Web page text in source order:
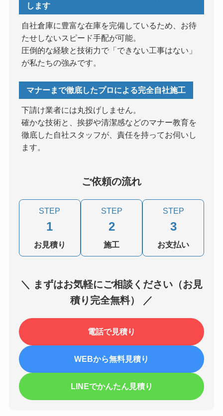
します
自社倉庫に豊富な在庫を完備しているため、お待
たせしないスピード手配が可能。
圧倒的な経験と技術力で「できない工事はない」
が私たちの強みです。
マナーまで徹底したプロによる完全自社施工
下請け業者には丸投げしません。
確かな技術と、挨拶や清潔感などのマナー教育を
徹底した自社スタッフが、責任を持ってお伺いし
ます。
ご依頼の流れ
STEP
1
お見積り
STEP
2
施工
STEP
3
お支払い
＼ まずはお気軽にご相談ください（お見
積り完全無料） ／
電話で見積り
WEBから無料見積り
LINEでかんたん見積り